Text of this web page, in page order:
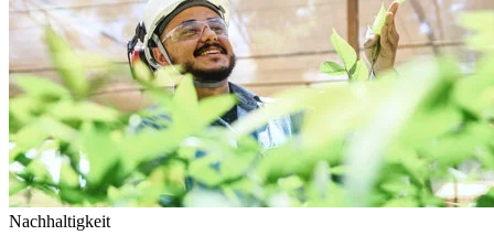
Nachhaltigkeit